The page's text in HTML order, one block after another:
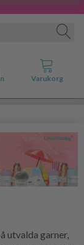
utvalda garner,